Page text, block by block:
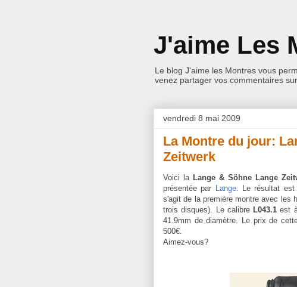
J'aime Les
Le blog J'aime les Montres vous
venez partager vos commentaires
vendredi 8 mai 2009
La Montre du jour:
Zeitwerk
Voici la Lange & Söhne Lange
présentée par Lange. Le résultat est
s'agit de la première montre avec les
trois disques). Le calibre L043.1 est
41.9mm de diamètre. Le prix de
500€.
Aimez-vous?